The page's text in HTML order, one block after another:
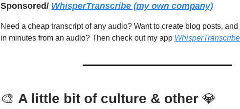
Sponsored/ WhisperTranscribe (my own company)
Need a cheap transcript of any audio? Want to create blog posts,
in minutes from an audio? Then check out my app WhisperTranscribe
🎨 A little bit of culture & other 💎